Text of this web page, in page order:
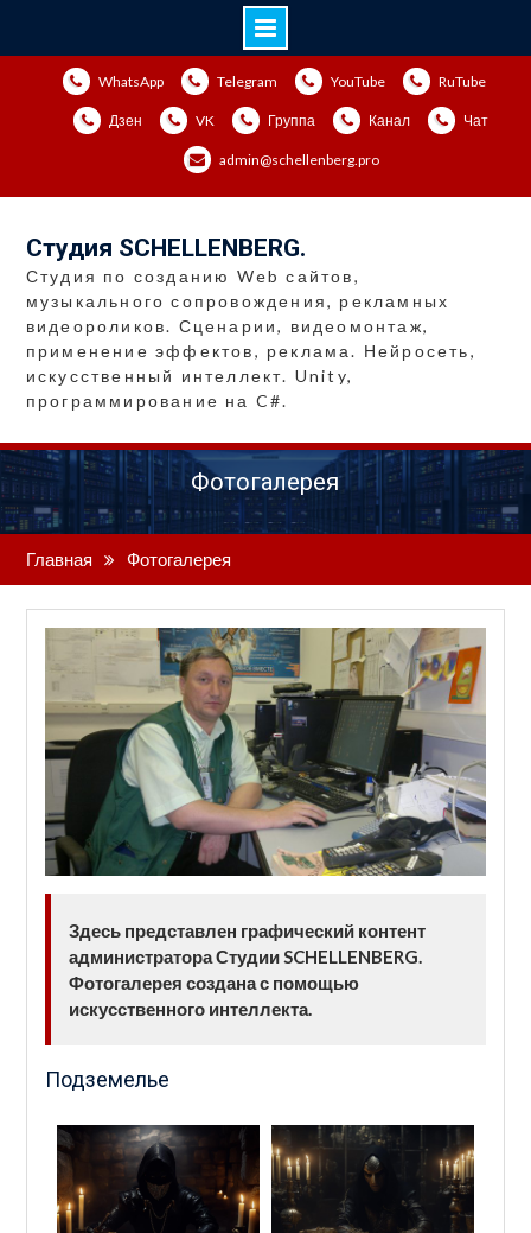
содержимому
WhatsApp Telegram YouTube RuTube
Дзен VK Группа Канал Чат
admin@schellenberg.pro
Студия SCHELLENBERG.
Студия по созданию Web сайтов,
музыкального сопровождения, рекламных
видеороликов. Сценарии, видеомонтаж,
применение эффектов, реклама. Нейросеть,
искусственный интеллект. Unity,
программирование на C#.
Фотогалерея
Главная Фотогалерея
Здесь представлен графический контент
администратора Студии SCHELLENBERG.
Фотогалерея создана с помощью
искусственного интеллекта.
Подземелье